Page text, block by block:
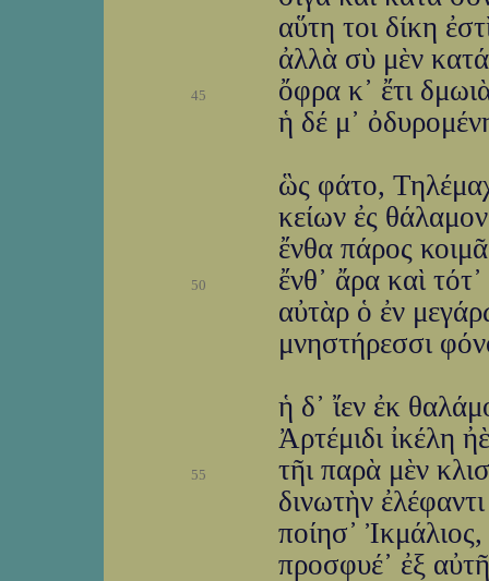
αὕτη τοι δίκη
ἀλλὰ σὺ μὲν
45
ὄφρα κ᾽ ἔτι
ἡ δέ μ᾽
ὣς φάτο,
κείων ἐς
ἔνθα πάρος
50
ἔνθ᾽ ἄρα καὶ
αὐτὰρ ὁ ἐν
μνηστήρεσσι
ἡ δ᾽ ἴεν ἐκ
Ἀρτέμιδι ἰκέλη
55
τῆι παρὰ μὲν
δινωτὴν
ποίησ᾽
προσφυέ᾽ ἐξ